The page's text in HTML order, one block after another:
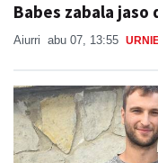
Babes zabala jaso
Aiurri abu 07, 13:55